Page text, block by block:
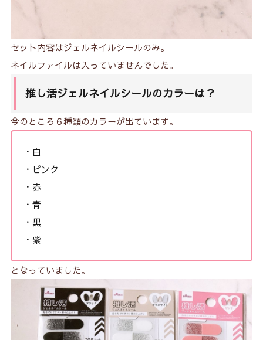
セット内容はジェルネイルシールのみ。
ネイルファイルは入っていませんでした。
推し活ジェルネイルシールのカラーは？
今のところ６種類のカラーが出ています。
・白
・ピンク
・赤
・青
・黒
・紫
となっていました。